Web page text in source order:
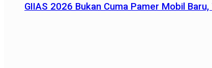
GIIAS 2026 Bukan Cuma Pamer Mobil